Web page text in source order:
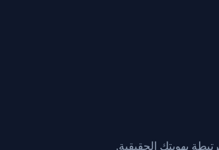
بهويتك الحقيقية.